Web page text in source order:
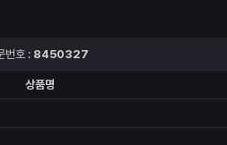
번호 : 8450327
상품명